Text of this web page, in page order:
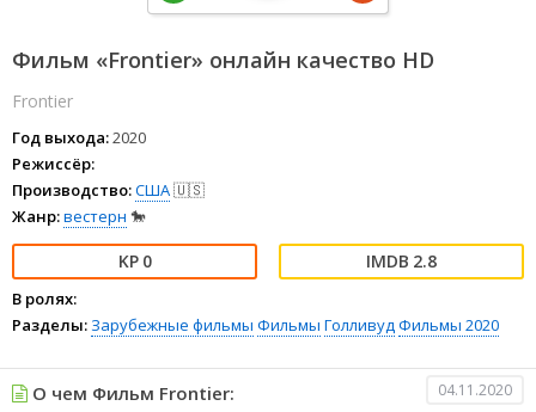
Фильм «Frontier» онлайн качество HD
Frontier
Год выхода:2020
Режиссёр:
Производство:США🇺🇸
Жанр:вестерн 🐎
0 2.8
В ролях:
Разделы: Зарубежные фильмы Фильмы ГолливудФильмы 2020
О чем Фильм Frontier: 04.11.2020